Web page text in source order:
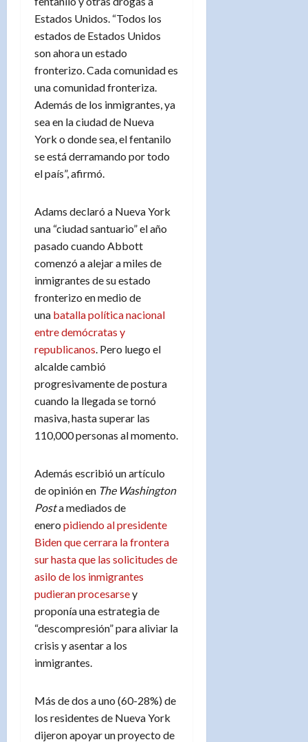
Estados Unidos. “Todos los
estados de Estados Unidos
son ahora un estado
fronterizo. Cada comunidad es
una comunidad fronteriza.
Además de los inmigrantes, ya
sea en la ciudad de Nueva
York o donde sea, el fentanilo
se está derramando por todo
el país”, afirmó.
Adams declaró a Nueva York
una “ciudad santuario” el año
pasado cuando Abbott
comenzó a alejar a miles de
inmigrantes de su estado
fronterizo en medio de
una batalla política nacional
entre demócratas y
republicanos . Pero luego el
alcalde cambió
progresivamente de postura
cuando la llegada se tornó
masiva, hasta superar las
110,000 personas al momento.
Además escribió un artículo
de opinión en The Washington
Posta mediados de
enero pidiendo al presidente
Biden que cerrara la frontera
sur hasta que las solicitudes de
asilo de los inmigrantes
pudieran procesarsey
proponía una estrategia de
“descompresión” para aliviar la
crisis y asentar a los
inmigrantes.
Más de dos a uno (60-28%) de
los residentes de Nueva York
dijeron apoyar un proyecto de